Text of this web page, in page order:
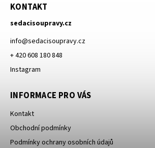
KONTAKT
sedacisoupravy.cz
info@sedacisoupravy.cz
+ 420 608 180 848
Instagram
INFORMACE PRO VÁS
Kontakt
Obchodní podmínky
Podmínky ochrany osobních údajů